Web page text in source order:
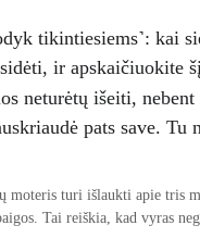
tikintiesiems˺: kai
ir apskaičiuokite
neturėtų išeiti,
pats save.
moteris turi išlaukti apie tris
Tai reiškia, kad vyras